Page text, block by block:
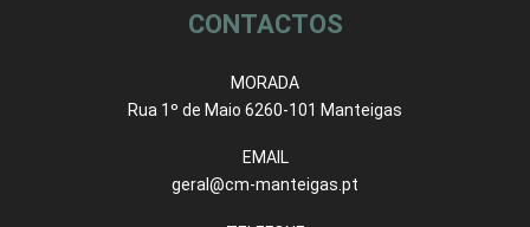
CONTACTOS
MORADA
Rua 1º de Maio 6260-101 Manteigas
EMAIL
geral@cm-manteigas.pt